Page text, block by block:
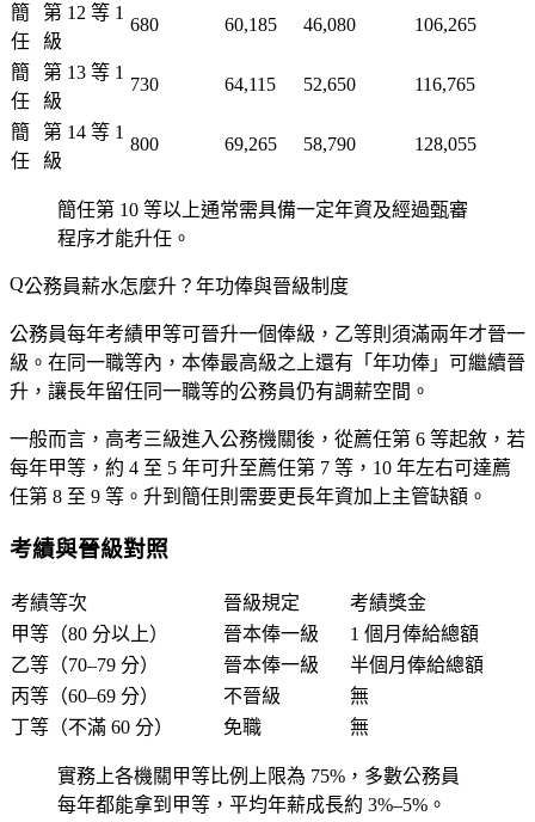
簡
任
第 12 等 1
級
680 60,185 46,080 106,265
簡
任
第 13 等 1
級
730 64,115 52,650 116,765
簡
任
第 14 等 1
級
800 69,265 58,790 128,055
簡任第 10 等以上通常需具備一定年資及經過甄審
程序才能升任。
公務員薪水怎麼升？年功俸與晉級制度
公務員每年考績甲等可晉升一個俸級，乙等則須滿兩年才晉一
級。在同一職等內，本俸最高級之上還有「年功俸」可繼續晉
升，讓長年留任同一職等的公務員仍有調薪空間。
一般而言，高考三級進入公務機關後，從薦任第 6 等起敘，若
每年甲等，約 4 至 5 年可升至薦任第 7 等，10 年左右可達薦
任第 8 至 9 等。升到簡任則需要更長年資加上主管缺額。
考績與晉級對照
考績等次 晉級規定
考績獎金
甲等（80 分以上）
晉本俸一級
1 個月俸給總額
乙等（70–79 分）
晉本俸一級
半個月俸給總額
丙等（60–69 分）
不晉級
無
丁等（不滿 60 分）
免職 無
實務上各機關甲等比例上限為 75%，多數公務員
每年都能拿到甲等，平均年薪成長約 3%–5%。